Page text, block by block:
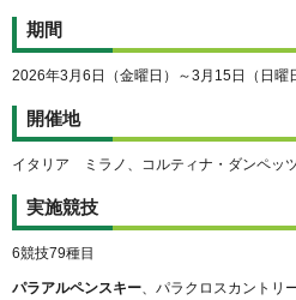
期間
2026年3月6日（金曜日）～3月15日（日曜
開催地
イタリア ミラノ、コルティナ・ダンペッ
実施競技
6競技79種目
パラアルペンスキー 、パラクロスカントリ